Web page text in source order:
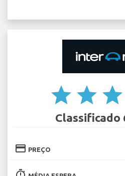
star star star
Classificado
credit_card PREÇO